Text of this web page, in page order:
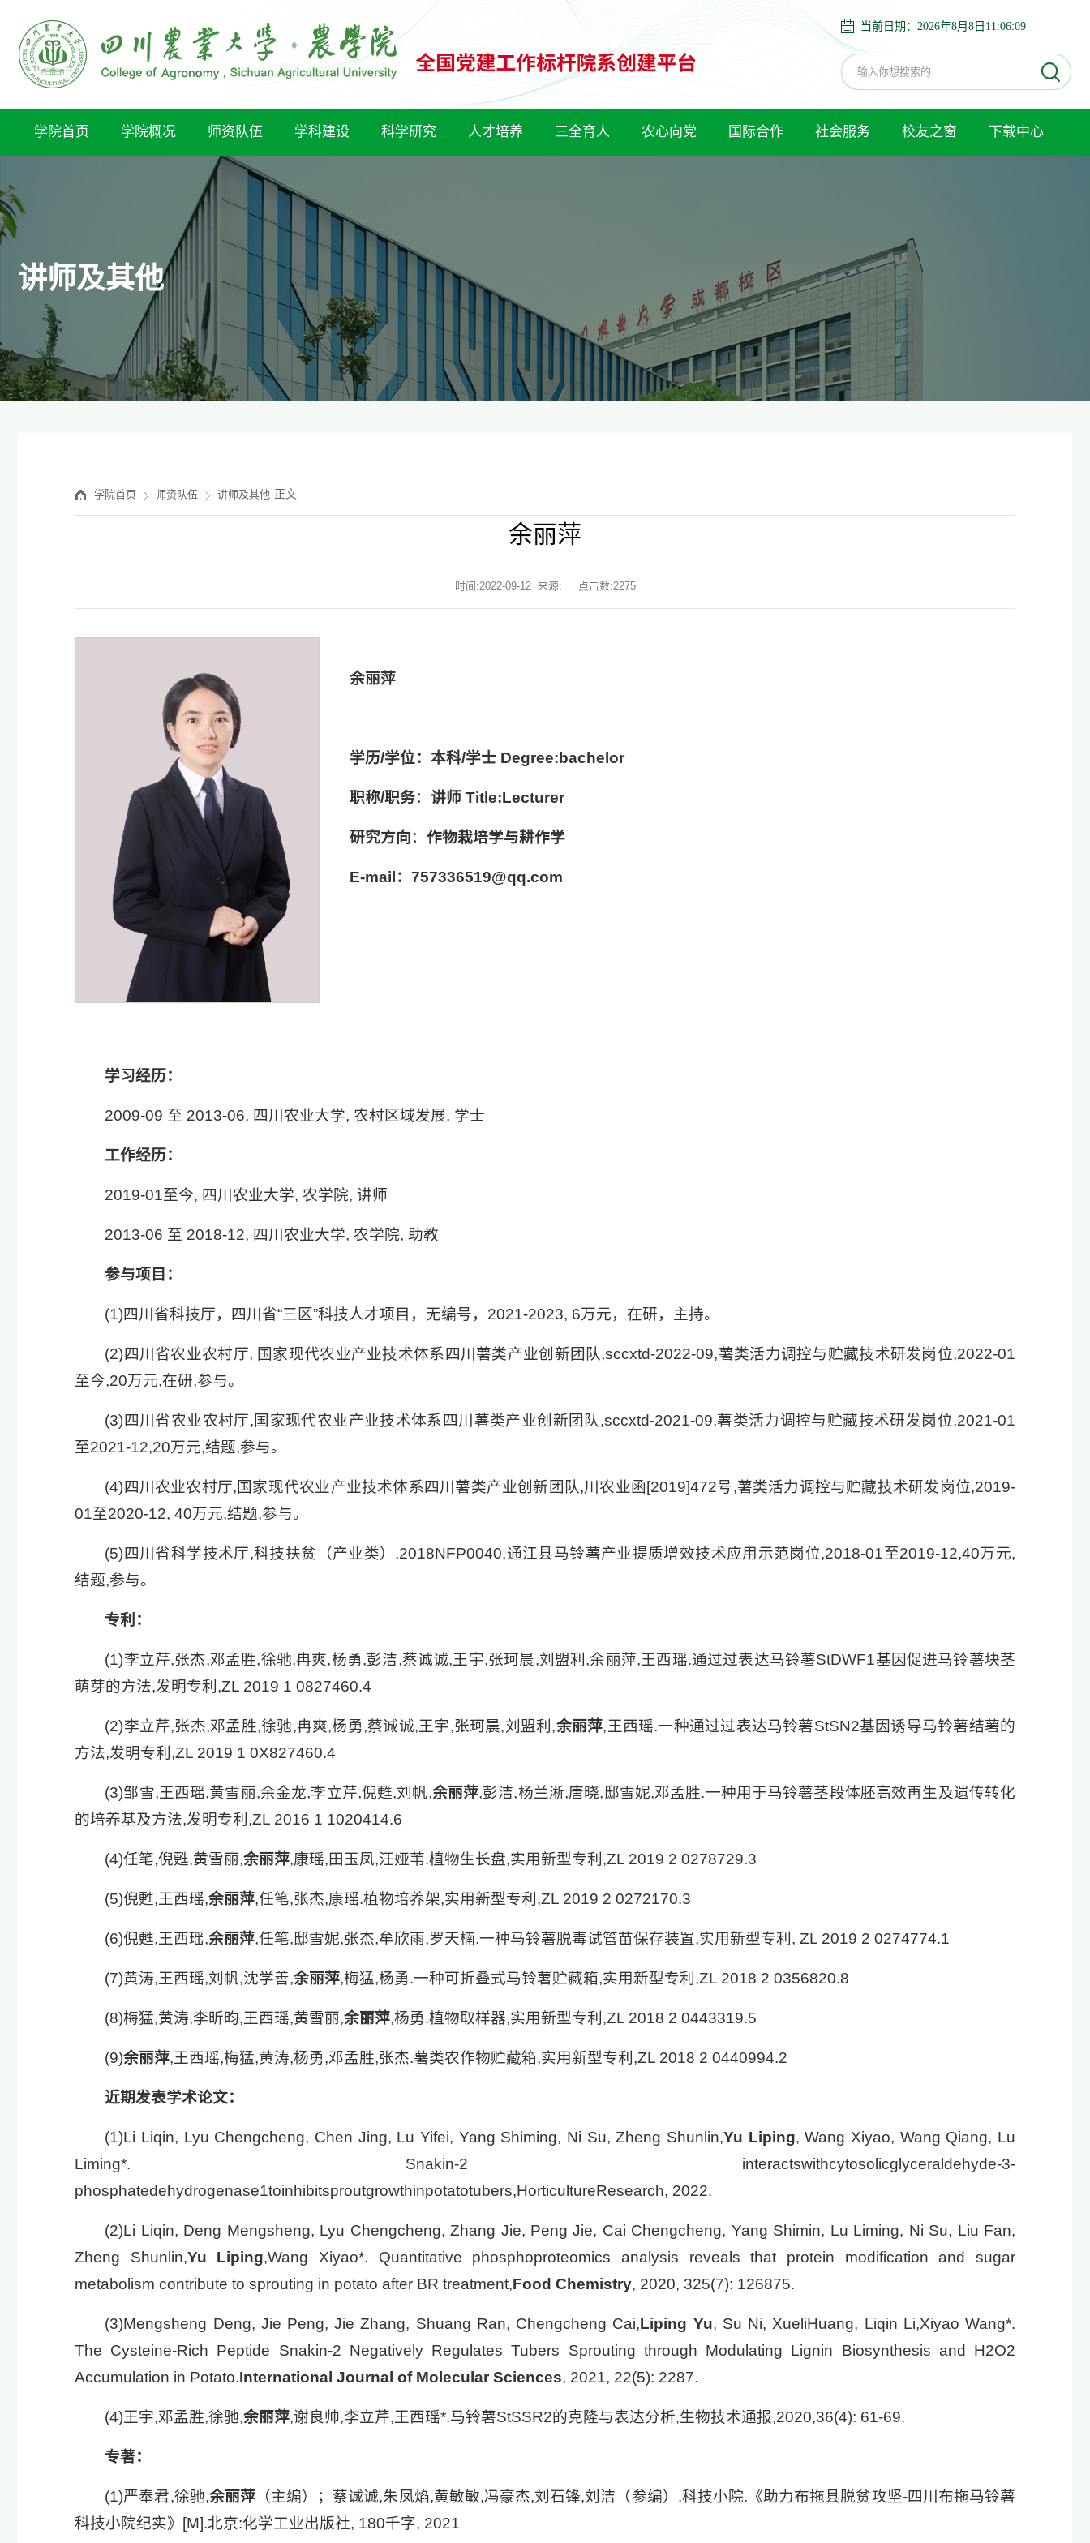
当前日期： 2026年8月8日11:06:10
学院首页 学院概况 师资队伍 学科建设 科学研究 人才培养 三全育人 农心向党 国际合作 社会服务 校友之窗 下载中心
讲师及其他
学院首页 师资队伍 讲师及其他 正文
余丽萍
时间:2022-09-12 来源: 点击数:2275
余丽萍
学历/学位：本科/学士 Degree: bachelor
职称/职务：讲师Title:Lecturer
研究方向：作物栽培学与耕作学
E-mail ：757336519@qq.com
学习经历：
2009-09 至 2013-06, 四川农业大学, 农村区域发展, 学士
工作经历：
2019-01至今, 四川农业大学, 农学院, 讲师
2013-06 至 2018-12, 四川农业大学, 农学院, 助教
参与项目：
(1)四川省科技厅，四川省“三区”科技人才项目，无编号，2021-2023, 6万元，在研，主持。
(2)四川省农业农村厅, 国家现代农业产业技术体系四川薯类产业创新团队,sccxtd-2022-09,薯类活力调控与贮藏技术研发岗位,2022-01
至今,20万元,在研,参与。
(3)四川省农业农村厅,国家现代农业产业技术体系四川薯类产业创新团队,sccxtd-2021-09,薯类活力调控与贮藏技术研发岗位,2021-01
至2021-12,20万元,结题,参与。
(4)四川农业农村厅,国家现代农业产业技术体系四川薯类产业创新团队,川农业函[2019]472号,薯类活力调控与贮藏技术研发岗位,2019-
01至2020-12, 40万元,结题,参与。
(5)四川省科学技术厅,科技扶贫（产业类）,2018NFP0040,通江县马铃薯产业提质增效技术应用示范岗位,2018-01至2019-12,40万元,
结题,参与。
专利：
(1)李立芹,张杰,邓孟胜,徐驰,冉爽,杨勇,彭洁,蔡诚诚,王宇,张珂晨,刘盟利,余丽萍,王西瑶.通过过表达马铃薯StDWF1基因促进马铃薯块茎
萌芽的方法,发明专利,ZL 2019 1 0827460.4
(2)李立芹,张杰,邓孟胜,徐驰,冉爽,杨勇,蔡诚诚,王宇,张珂晨,刘盟利,余丽萍,王西瑶.一种通过过表达马铃薯StSN2基因诱导马铃薯结薯的
方法,发明专利,ZL 2019 1 0X827460.4
(3)邹雪,王西瑶,黄雪丽,余金龙,李立芹,倪甦,刘帆,余丽萍,彭洁,杨兰淅,唐晓,邸雪妮,邓孟胜.一种用于马铃薯茎段体胚高效再生及遗传转化
的培养基及方法,发明专利,ZL 2016 1 1020414.6
(4)任笔,倪甦,黄雪丽,余丽萍,康瑶,田玉凤,汪娅苇.植物生长盘,实用新型专利,ZL 2019 2 0278729.3
(5)倪甦,王西瑶,余丽萍,任笔,张杰,康瑶.植物培养架,实用新型专利,ZL 2019 2 0272170.3
(6)倪甦,王西瑶,余丽萍,任笔,邸雪妮,张杰,牟欣雨,罗天楠.一种马铃薯脱毒试管苗保存装置,实用新型专利, ZL 2019 2 0274774.1
(7)黄涛,王西瑶,刘帆,沈学善,余丽萍,梅猛,杨勇.一种可折叠式马铃薯贮藏箱,实用新型专利,ZL 2018 2 0356820.8
(8)梅猛,黄涛,李昕昀,王西瑶,黄雪丽,余丽萍,杨勇.植物取样器,实用新型专利,ZL 2018 2 0443319.5
(9)余丽萍,王西瑶,梅猛,黄涛,杨勇,邓孟胜,张杰.薯类农作物贮藏箱,实用新型专利,ZL 2018 2 0440994.2
近期发表学术论文：
(1)Li Liqin, Lyu Chengcheng, Chen Jing, Lu Yifei, Yang Shiming, Ni Su, Zheng Shunlin,Yu Liping, Wang Xiyao, Wang Qiang, Lu
Liming*. Snakin-2 interactswithcytosolicglyceraldehyde-3-
phosphatedehydrogenase1toinhibitsproutgrowthinpotatotubers,HorticultureResearch, 2022.
(2)Li Liqin, Deng Mengsheng, Lyu Chengcheng, Zhang Jie, Peng Jie, Cai Chengcheng, Yang Shimin, Lu Liming, Ni Su, Liu Fan,
Zheng Shunlin,Yu Liping,Wang Xiyao*. Quantitative phosphoproteomics analysis reveals that protein modification and sugar
metabolism contribute to sprouting in potato after BR treatment,Food Chemistry, 2020, 325(7): 126875.
(3)Mengsheng Deng, Jie Peng, Jie Zhang, Shuang Ran, Chengcheng Cai,Liping Yu, Su Ni, XueliHuang, Liqin Li,Xiyao Wang*.
The Cysteine-Rich Peptide Snakin-2 Negatively Regulates Tubers Sprouting through Modulating Lignin Biosynthesis and H2O2
Accumulation in Potato.International Journal of Molecular Sciences, 2021, 22(5): 2287.
(4)王宇,邓孟胜,徐驰,余丽萍,谢良帅,李立芹,王西瑶*.马铃薯StSSR2的克隆与表达分析,生物技术通报,2020,36(4): 61-69.
专著：
(1)严奉君,徐驰,余丽萍（主编）；蔡诚诚,朱凤焰,黄敏敏,冯豪杰,刘石锋,刘洁（参编）.科技小院.《助力布拖县脱贫攻坚-四川布拖马铃薯
科技小院纪实》[M].北京:化学工业出版社, 180千字, 2021